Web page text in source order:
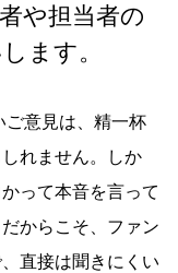
や担当者の
ます。
ご意見は、精一杯
れません。しか
って本音を言って
からこそ、ファン
直接は聞きにくい